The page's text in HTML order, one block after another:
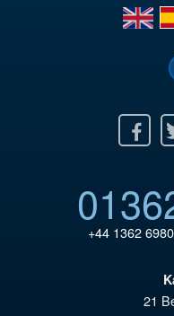
en
es
Twitter
+44 1362
21